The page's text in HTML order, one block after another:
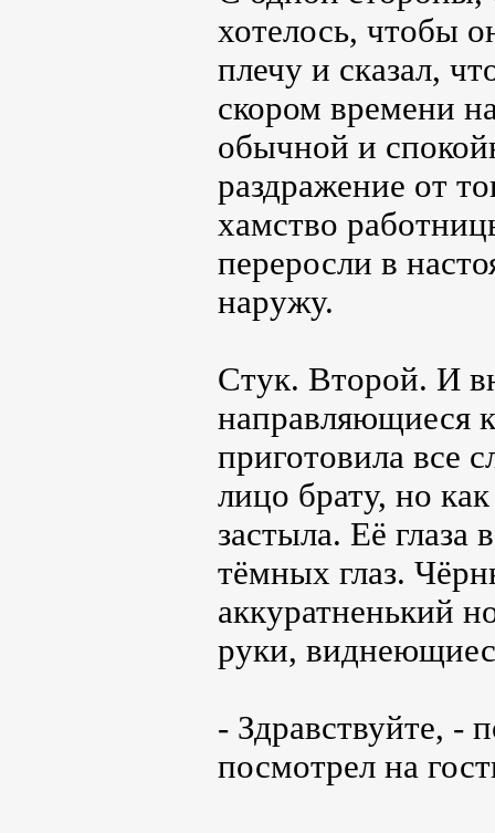
хотелось, чтобы
плечу и сказал,
скором времени
обычной и
раздражение от
хамство
переросли в
наружу.
Стук. Второй. И
направляющиеся
приготовила все
лицо брату, но
застыла. Её глаза
тёмных глаз.
аккуратненький
руки,
- Здравствуйте, -
посмотрел на